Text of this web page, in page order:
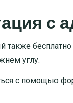
с
также бесплатно
углу.
с помощью